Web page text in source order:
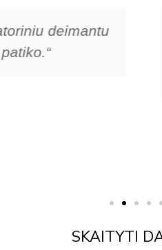
deimantu
SKAITYTI